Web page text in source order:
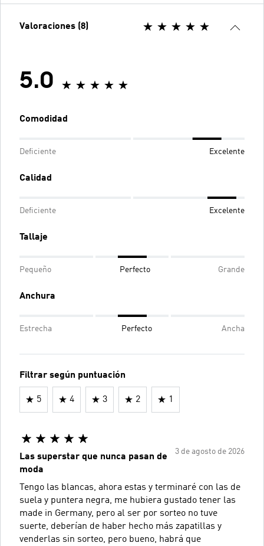
Valoraciones (8)
5.0
Comodidad
Deficiente Excelente
Calidad
Deficiente Excelente
Tallaje
Pequeño Perfecto Grande
Anchura
Estrecha Perfecto Ancha
Filtrar según puntuación
5 4 3 2 1
3 de agosto de 2026
Las superstar que nunca pasan de
moda
Tengo las blancas, ahora estas y terminaré con las de
suela y puntera negra, me hubiera gustado tener las
made in Germany, pero al ser por sorteo no tuve
suerte, deberían de haber hecho más zapatillas y
venderlas sin sorteo, pero bueno, habrá que